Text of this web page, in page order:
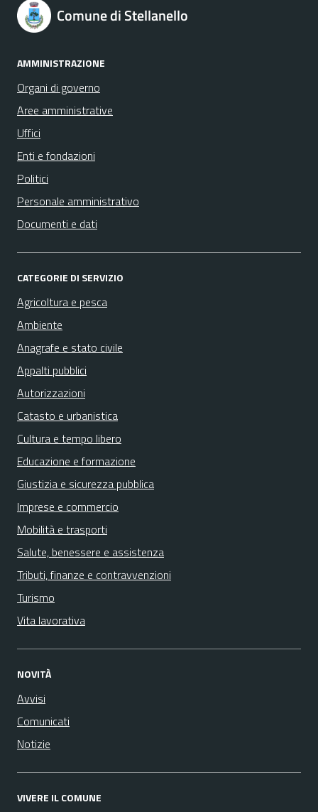
Comune di Stellanello
AMMINISTRAZIONE
Organi di governo
Aree amministrative
Uffici
Enti e fondazioni
Politici
Personale amministrativo
Documenti e dati
CATEGORIE DI SERVIZIO
Agricoltura e pesca
Ambiente
Anagrafe e stato civile
Appalti pubblici
Autorizzazioni
Catasto e urbanistica
Cultura e tempo libero
Educazione e formazione
Giustizia e sicurezza pubblica
Imprese e commercio
Mobilità e trasporti
Salute, benessere e assistenza
Tributi, finanze e contravvenzioni
Turismo
Vita lavorativa
NOVITÀ
Avvisi
Comunicati
Notizie
VIVERE IL COMUNE